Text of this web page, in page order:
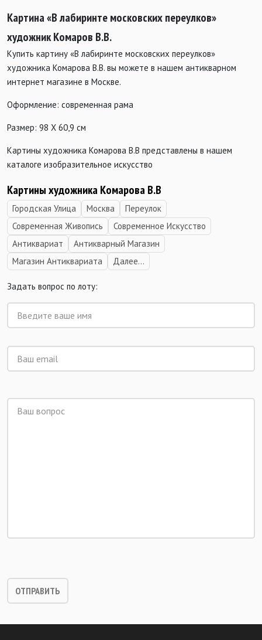
Картина «В лабиринте московских переулков»
художник Комаров В.В.
Купить картину «В лабиринте московских переулков»
художника Комарова В.В. вы можете в нашем антикварном
интернет магазине в Москве.
Оформление: современная рама
Размер: 98 Х 60,9 см
Картины художника Комарова В.В представлены в нашем
каталоге изобразительное искусство
Картины художника Комарова В.В
Городская Улица Москва
Переулок
Современная Живопись
Современное Искусство
Антиквариат
Антикварный Магазин
Магазин Антиквариата
Далее...
Задать вопрос по лоту: